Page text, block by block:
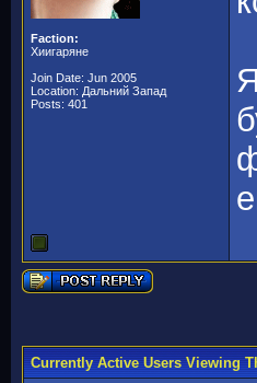
Faction:
Хиигаряне
Join Date: Jun 2005
Location: Дальний Запад
Posts: 401
Currently Active Users Viewing